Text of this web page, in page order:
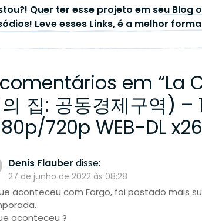
Quer ter esse projeto em seu Blog
Leve esses Links, é a melhor
em “La
집: 공동경제구역)
720p WEB-DL
Denis Flauber disse:
27 de junho de 2022 às 08:28
aconteceu com Fargo, foi postado mais
aconteceu ?